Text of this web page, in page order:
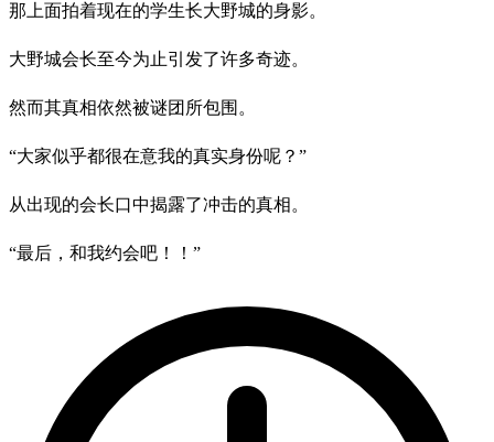
那上面拍着现在的学生长大野城的身影。
大野城会长至今为止引发了许多奇迹。
然而其真相依然被谜团所包围。
“大家似乎都很在意我的真实身份呢？”
从出现的会长口中揭露了冲击的真相。
“最后，和我约会吧！！”